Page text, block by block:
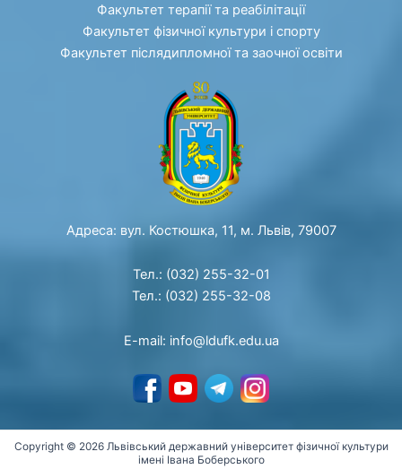
Факультет терапії та реабілітації
Факультет фізичної культури і спорту
Факультет післядипломної та заочної освіти
Адреса: вул. Костюшка, 11, м. Львів, 79007
Тел.: (032) 255-32-01
Тел.: (032) 255-32-08
E-mail: info@ldufk.edu.ua
Copyright © 2026 Львівський державний університет фізичної культури
імені Івана Боберського